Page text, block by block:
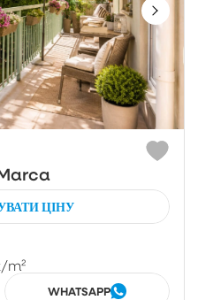
ЦІНУ
/m²
WHATSAPP